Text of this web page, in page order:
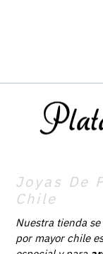
Joyas De
Chile
Nuestra tienda
por mayor chile